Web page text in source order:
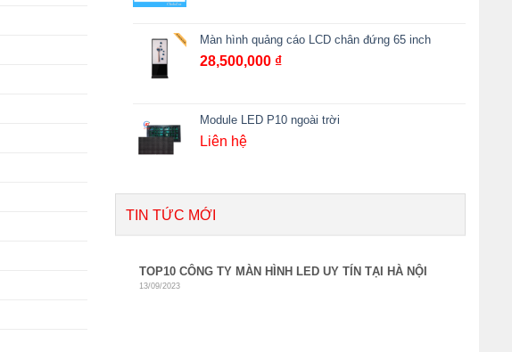
Màn hình quảng cáo LCD chân đứng 65 inch
28,500,000 ₫
Module LED P10 ngoài trời
Liên hệ
TIN TỨC MỚI
TOP10 CÔNG TY MÀN HÌNH LED UY TÍN TẠI HÀ NỘI
13/09/2023